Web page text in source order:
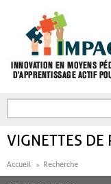
FORMULAIRE DE
VIGNETTES DE
Accueil Recherche